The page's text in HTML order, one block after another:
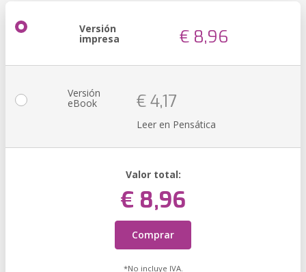
Versión
impresa € 8,96
Versión
eBook € 4,17
Leer en Pensática
Valor total:
€ 8,96
Comprar
*No incluye IVA.